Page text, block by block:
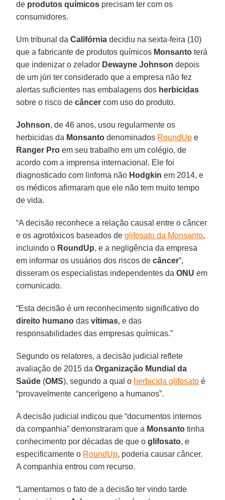
de produtos químicos precisam ter com os
consumidores.
Um tribunal daCalifórnia decidiu na sexta-feira (10)
que a fabricante de produtos químicos Monsanto terá
que indenizar o zelador Dewayne Johnson depois
de um júri ter considerado que a empresa não fez
alertas suficientes nas embalagens dos herbicidas
sobre o risco decâncer com uso do produto.
Johnson, de 46 anos, usou regularmente os
herbicidas da Monsanto denominados RoundUp e
Ranger Pro em seu trabalho em um colégio, de
acordo com a imprensa internacional. Ele foi
diagnosticado com linfoma não Hodgkin em 2014, e
os médicos afirmaram que ele não tem muito tempo
de vida.
“A decisão reconhece a relação causal entre o câncer
e os agrotóxicos baseados deglifosato da Monsanto,
incluindo o RoundUp, e a negligência da empresa
em informar os usuários dos riscos decâncer”,
disseram os especialistas independentes daONU em
comunicado.
“Esta decisão é um reconhecimento significativo do
direito humano dasvítimas, e das
responsabilidades das empresas químicas.”
Segundo os relatores, a decisão judicial reflete
avaliação de 2015 daOrganização Mundial da
Saúde (OMS), segundo a qual o herbicida glifosato é
“provavelmente cancerígeno a humanos”.
A decisão judicial indicou que “documentos internos
da companhia” demonstraram que a Monsanto tinha
conhecimento por décadas de que oglifosato, e
especificamente o RoundUp, poderia causar câncer.
A companhia entrou com recurso.
“Lamentamos o fato de a decisão ter vindo tarde